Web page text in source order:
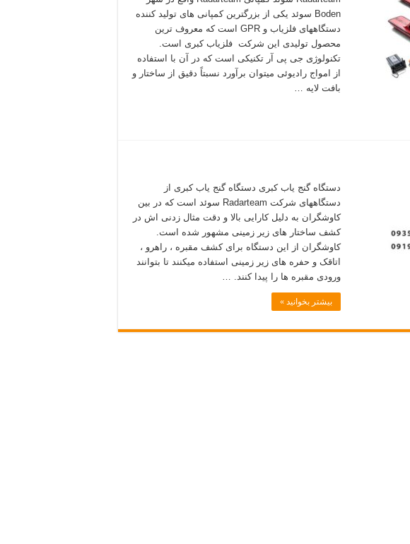
Boden سوئد یکی از بزرگترین کمپانی های تولید کننده
دستگاههای فلزیاب و GPR است که معروف ترین
محصول تولیدی این شرکت فلزیاب کبری است.
تکنولوژی جی پی آر تکنیکی است که در آن با استفاده
از امواج رادیوئی میتوان برآورد نسبتاً دقیق از ساختار و
بافت لایه …
دستگاه گنج یاب کبری دستگاه گنج یاب کبری از
دستگاههای شرکت Radarteam سوئد است که در بین
کاوشگران به دلیل کارایی بالا و دقت مثال زدنی اش در
کشف ساختار های زیر زمینی مشهور شده است.
کاوشگران از این دستگاه برای کشف مقبره ، راهرو ،
اتاقک و حفره های زیر زمینی استفاده میکنند تا بتوانند
ورودی مقبره ها را پیدا کنند. …
بیشتر بخوانید »